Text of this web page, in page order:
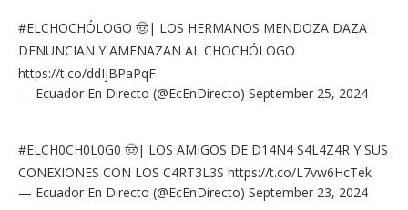
#ELCHOCHÓLOGO 🤠| LOS HERMANOS MENDOZA DAZA
DENUNCIAN Y AMENAZAN AL CHOCHÓLOGO
https://t.co/ddIjBPaPqF
— Ecuador En Directo (@EcEnDirecto) September 25, 2024
#ELCH0CH0L0G0 🤠| LOS AMIGOS DE D14N4 S4L4Z4R Y SUS
CONEXIONES CON LOS C4RT3L3S https://t.co/L7vw6HcTek
— Ecuador En Directo (@EcEnDirecto) September 23, 2024